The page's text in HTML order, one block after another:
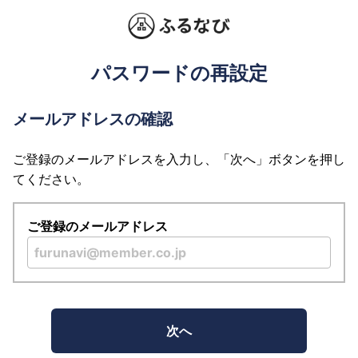
パスワードの再設定
メールアドレスの確認
ご登録のメールアドレスを入力し、「次へ」ボタンを押し
てください。
ご登録のメールアドレス